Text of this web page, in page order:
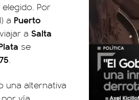
Por
a Puerto
a Salta
se
.
una alternativa